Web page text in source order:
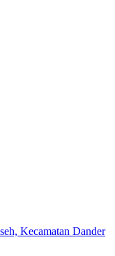
Kecamatan Dander